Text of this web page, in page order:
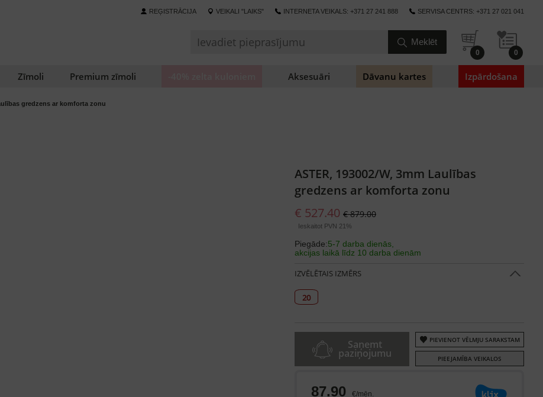
REĢISTRĀCIJA VEIKALI "LAIKS" INTERNETA VEIKALS: +371 27 241 888 SERVISA CENTRS: +371 27 021 041
0 0
Zīmoli Premium zīmoli Aksesuāri Dāvanu kartes Izpārdošana
gredzens ar komforta zonu
ASTER, 193002/W, 3mm Laulības
gredzens ar komforta zonu
€ 527.40 € 879.00
Ieskaitot PVN 21%
Piegāde:5-7 darba dienās,
akcijas laikā līdz 10 darba dienām
IZVĒLĒTAIS IZMĒRS
20
Saņemt
paziņojumu
PIEVIENOT VĒLMJU SARAKSTAM
PIEEJAMĪBA VEIKALOS